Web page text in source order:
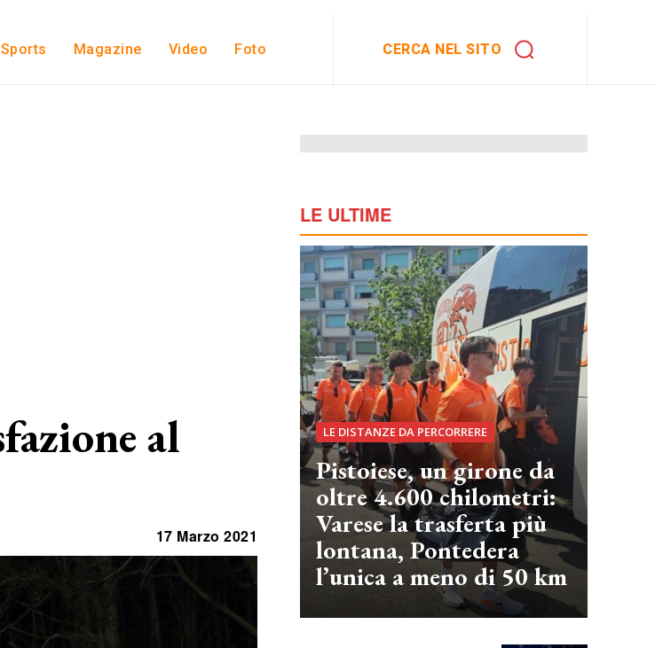
Sports Magazine Video Foto CERCA NEL SITO
al
17 Marzo 2021
LE ULTIME
LE DISTANZE DA PERCORRERE
Pistoiese, un girone da
oltre 4.600 chilometri:
Varese la trasferta più
lontana, Pontedera
l’unica a meno di 50 km